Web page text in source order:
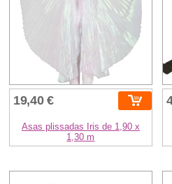
19,40 €
Asas plissadas Iris de 1,90 x
1,30 m